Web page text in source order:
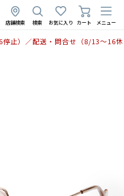
店舗検索 検索 お気に入り カート メニュー
止）／配送・問合せ（8/13〜16休
2026年3月13日